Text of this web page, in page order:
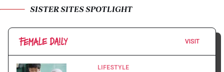
SISTER SITES SPOTLIGHT
VISIT
LIFESTYLE